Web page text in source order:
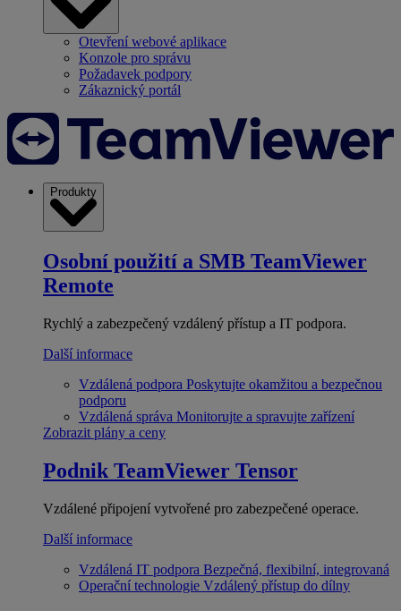
Otevření webové aplikace
Konzole pro správu
Požadavek podpory
Zákaznický portál
Produkty
Osobní použití a SMB TeamViewer
Remote
Rychlý a zabezpečený vzdálený přístup a IT podpora.
Další informace
Vzdálená podpora Poskytujte okamžitou a bezpečnou
podporu
Vzdálená správa Monitorujte a spravujte zařízení
Zobrazit plány a ceny
Podnik TeamViewer Tensor
Vzdálené připojení vytvořené pro zabezpečené operace.
Další informace
Vzdálená IT podpora Bezpečná, flexibilní, integrovaná
Operační technologie Vzdálený přístup do dílny